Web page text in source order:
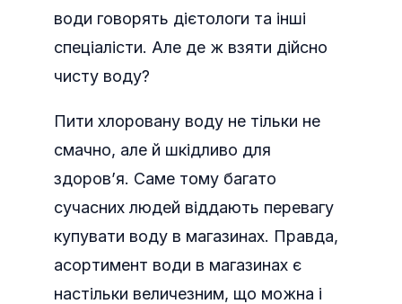
води говорять дієтологи та інші
спеціалісти. Але де ж взяти дійсно
чисту воду?
Пити хлоровану воду не тільки не
смачно, але й шкідливо для
здоров’я. Саме тому багато
сучасних людей віддають перевагу
купувати воду в магазинах. Правда,
асортимент води в магазинах є
настільки величезним, що можна і